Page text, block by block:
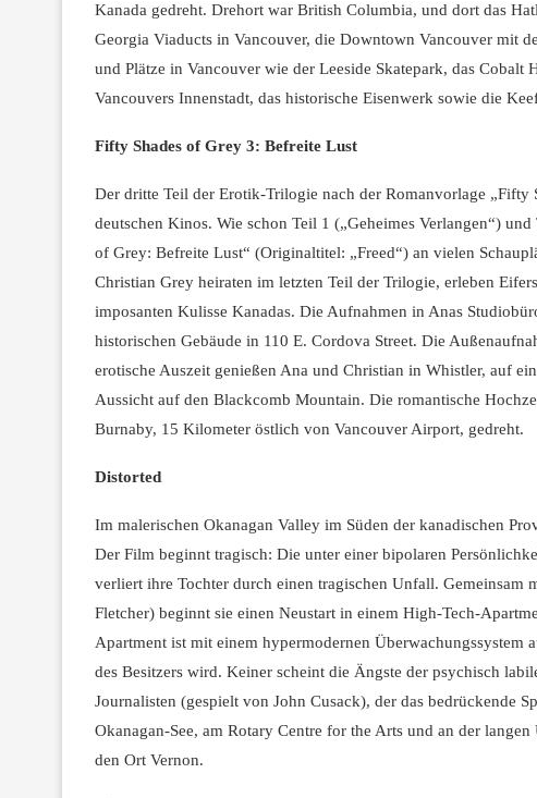
Kanada gedreht. Drehort war British Columbia, und dort das
Georgia Viaducts in Vancouver, die Downtown Vancouver mit
und Plätze in Vancouver wie der Leeside Skatepark, das
Vancouvers Innenstadt, das historische Eisenwerk sowie die
Fifty Shades of Grey 3: Befreite Lust
Der dritte Teil der Erotik-Trilogie nach der Romanvorlage „Fifty
deutschen Kinos. Wie schon Teil 1 („Geheimes Verlangen“)
of Grey: Befreite Lust“ (Originaltitel: „Freed“) an vielen
Christian Grey heiraten im letzten Teil der Trilogie, erleben
imposanten Kulisse Kanadas. Die Aufnahmen in Anas
historischen Gebäude in 110 E. Cordova Street. Die
erotische Auszeit genießen Ana und Christian in Whistler, auf
Aussicht auf den Blackcomb Mountain. Die romantische
Burnaby, 15 Kilometer östlich von Vancouver Airport, gedreht.
Distorted
Im malerischen Okanagan Valley im Süden der kanadischen
Der Film beginnt tragisch: Die unter einer bipolaren
verliert ihre Tochter durch einen tragischen Unfall. Gemeinsam
Fletcher) beginnt sie einen Neustart in einem High-Tech-
Apartment ist mit einem hypermodernen Überwachungssystem
des Besitzers wird. Keiner scheint die Ängste der psychisch
Journalisten (gespielt von John Cusack), der das bedrückende
Okanagan-See, am Rotary Centre for the Arts und an der
den Ort Vernon.